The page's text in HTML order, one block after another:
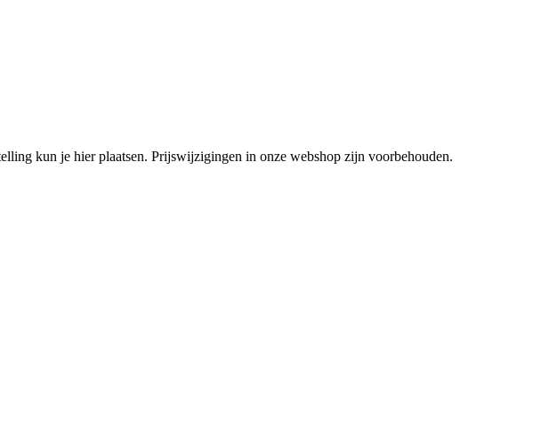
kun je hier plaatsen. Prijswijzigingen in onze webshop zijn voorbehouden.